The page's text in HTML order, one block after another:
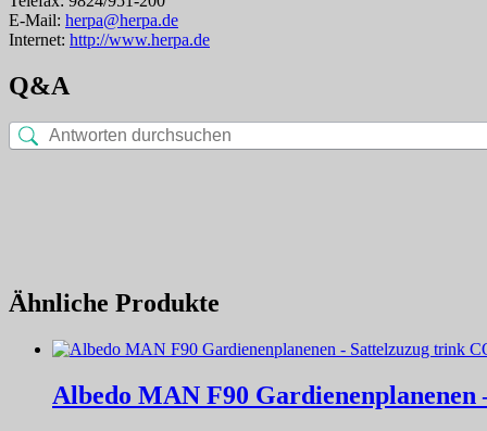
E-Mail: herpa@herpa.de
Internet: http://www.herpa.de
Q&A
Ähnliche Produkte
Albedo MAN F90